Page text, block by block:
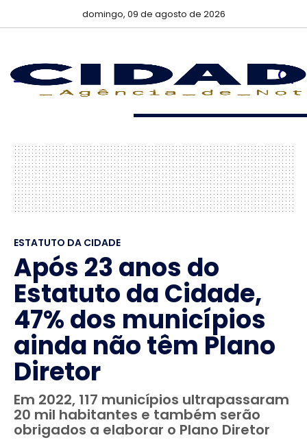
domingo, 09 de agosto de 2026
ESTATUTO DA CIDADE
Após 23 anos do
Estatuto da Cidade,
47% dos municípios
ainda não têm Plano
Diretor
Em 2022, 117 municípios ultrapassaram
20 mil habitantes e também serão
obrigados a elaborar o Plano Diretor